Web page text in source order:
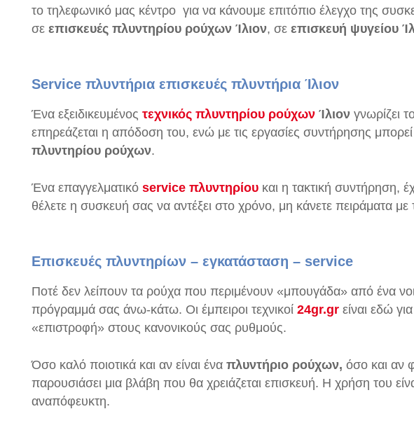
το τηλεφωνικό μας κέντρο για να κάνουμε επιτόπιο έλεγχο της
σε επισκευές πλυντηρίου ρούχων Ίλιον, σε επισκευή ψυγείου
Service πλυντήρια επισκευές πλυντήρια Ίλιον
Ένα εξειδικευμένος τεχνικός πλυντηρίου ρούχων Ίλιον γνωρίζει
επηρεάζεται η απόδοση του, ενώ με τις εργασίες συντήρησης
πλυντηρίου ρούχων.
Ένα επαγγελματικό service πλυντηρίου και η τακτική συντήρηση,
θέλετε η συσκευή σας να αντέξει στο χρόνο, μη κάνετε πειράματα με
Επισκευές πλυντηρίων – εγκατάσταση – service
Ποτέ δεν λείπουν τα ρούχα που περιμένουν «μπουγάδα» από ένα
πρόγραμμά σας άνω-κάτω. Οι έμπειροι τεχνικοί 24gr.gr είναι εδώ
«επιστροφή» στους κανονικούς σας ρυθμούς.
Όσο καλό ποιοτικά και αν είναι ένα πλυντήριο ρούχων, όσο και αν
παρουσιάσει μια βλάβη που θα χρειάζεται επισκευή. Η χρήση του
αναπόφευκτη.